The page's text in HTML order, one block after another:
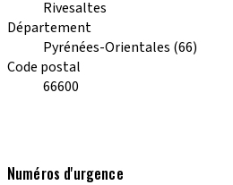
Rivesaltes
Département
Pyrénées-Orientales (66)
Code postal
66600
Numéros d'urgence